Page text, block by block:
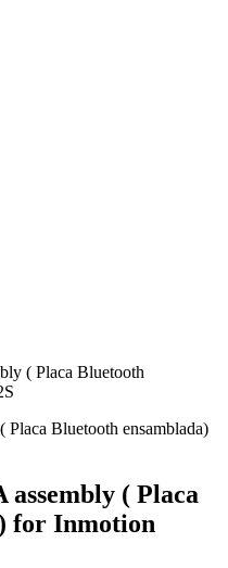
( Placa Bluetooth
( Placa
for Inmotion